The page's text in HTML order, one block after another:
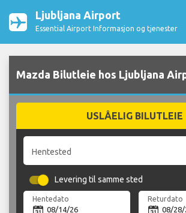
Ljubljana Airport
Essential Airport Informasjon og tjenester
Mazda Bilutleie hos Ljubljana
USLÅELIG BILUTLEIE
Hentested
Levering til samme sted
Hentedato Returdato